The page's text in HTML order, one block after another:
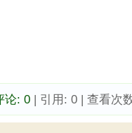
论: 0| 引用: 0 | 查看次